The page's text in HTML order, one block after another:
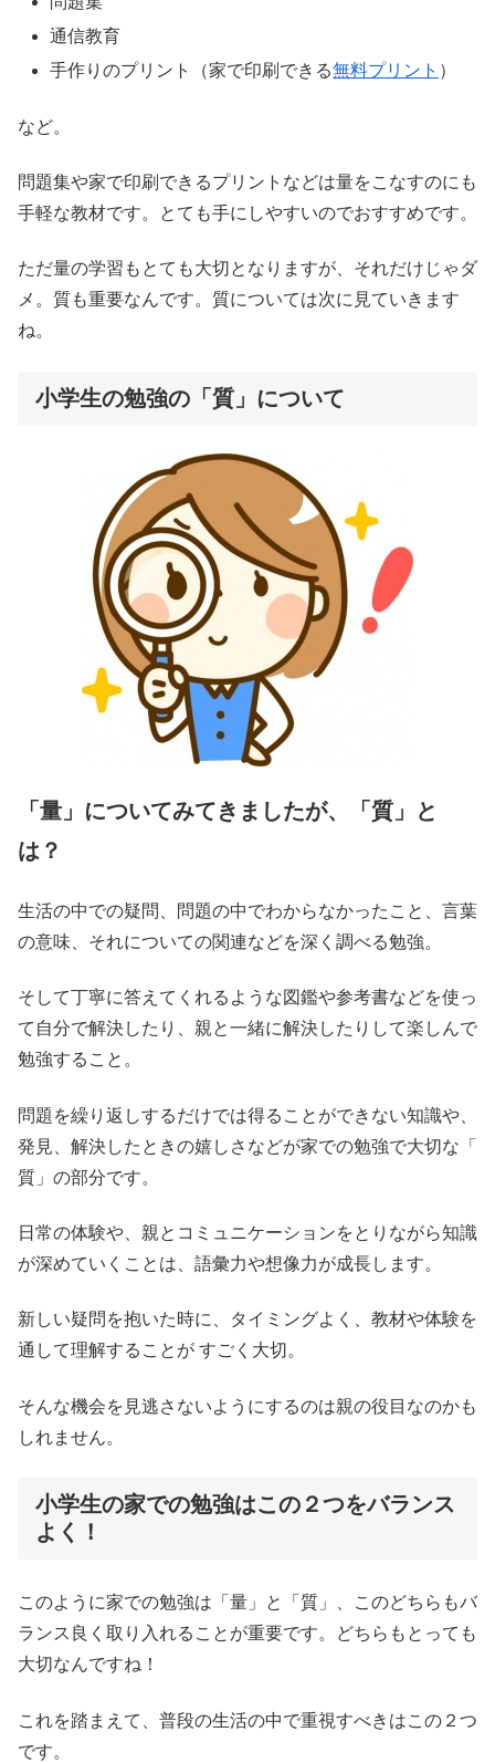
通信教育
手作りのプリント（家で印刷できる無料プリント ）
など。
問題集や家で印刷できるプリントなどは量をこなすのにも
手軽な教材です。とても手にしやすいのでおすすめです。
ただ量の学習もとても大切となりますが、それだけじゃダ
メ。質も重要なんです。質については次に見ていきます
ね。
小学生の勉強の「質」について
「量」についてみてきましたが、「質」と
は？
生活の中での疑問、問題の中でわからなかったこと、言葉
の意味、それについての関連などを深く調べる勉強。
そして丁寧に答えてくれるような図鑑や参考書などを使っ
て自分で解決したり、親と一緒に解決したりして楽しんで
勉強すること。
問題を繰り返しするだけでは得ることができない知識や、
発見、解決したときの嬉しさなどが家での勉強で大切な「
質」の部分です。
日常の体験や、親とコミュニケーションをとりながら知識
が深めていくことは、語彙力や想像力が成長します。
新しい疑問を抱いた時に、タイミングよく、教材や体験を
通して理解することが すごく大切。
そんな機会を見逃さないようにするのは親の役目なのかも
しれません。
小学生の家での勉強はこの２つをバランス
よく！
このように家での勉強は「量」と「質」、このどちらもバ
ランス良く取り入れることが重要です。どちらもとっても
大切なんですね！
これを踏まえて、普段の生活の中で重視すべきはこの２つ
です。